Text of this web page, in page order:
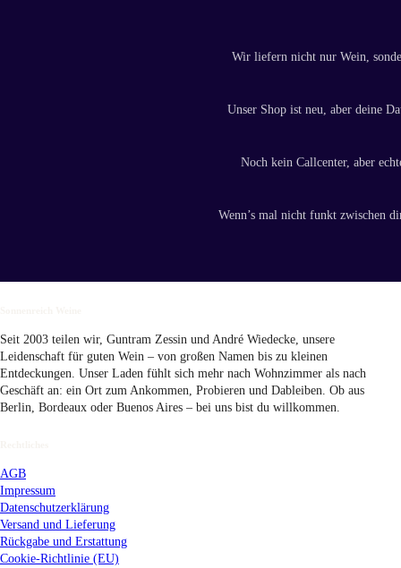
Wir liefern nicht nur Wein,
Unser Shop ist neu, aber deine
Noch kein Callcenter, aber
Wenn’s mal nicht funkt zwischen
Seit 2003 teilen wir, Guntram Zessin und André Wiedecke, unsere
Leidenschaft für guten Wein – von großen Namen bis zu kleinen
Entdeckungen. Unser Laden fühlt sich mehr nach Wohnzimmer als nach
Geschäft an: ein Ort zum Ankommen, Probieren und Dableiben. Ob aus
Berlin, Bordeaux oder Buenos Aires – bei uns bist du willkommen.
AGB
Impressum
Datenschutzerklärung
Versand und Lieferung
Rückgabe und Erstattung
Cookie-Richtlinie (EU)